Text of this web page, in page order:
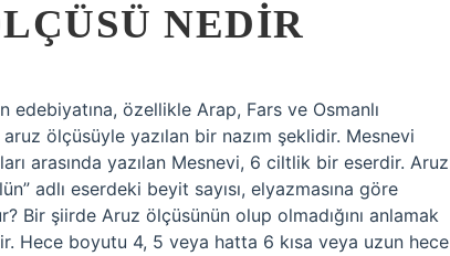
NEDIR
edebiyatına, özellikle Arap, Fars ve Osmanlı
ölçüsüyle yazılan bir nazım şeklidir. Mesnevi
arasında yazılan Mesnevi, 6 ciltlik bir eserdir. Aruz
adlı eserdeki beyit sayısı, elyazmasına göre
Bir şiirde Aruz ölçüsünün olup olmadığını anlamak
Hece boyutu 4, 5 veya hatta 6 kısa veya uzun hece